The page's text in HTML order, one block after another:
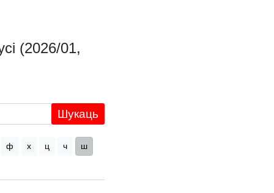
(2026/01,
Шукаць
ф х ц ч ш